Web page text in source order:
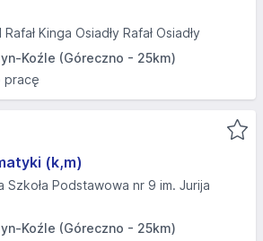
Rafał Kinga Osiadły Rafał Osiadły
Koźle (Góreczno - 25km)
pracę
(k,m)
Szkoła Podstawowa nr 9 im. Jurija
Koźle (Góreczno - 25km)